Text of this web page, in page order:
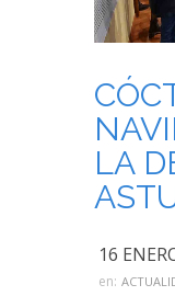
LA
16
en: